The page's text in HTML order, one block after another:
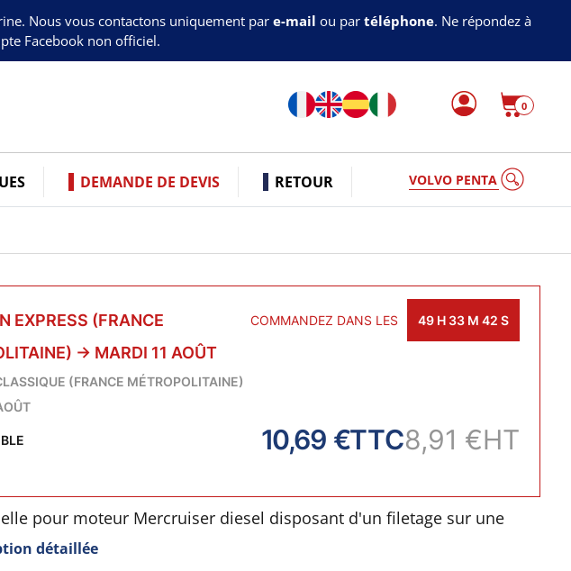
Nous vous contactons uniquement par e-mail ou par téléphone. Ne répondez à
Facebook non officiel.
0
DEMANDE DE DEVIS RETOUR VOLVO PEN
EXPRESS (FRANCE
→ MARDI 11 AOÛT
(FRANCE MÉTROPOLITAINE)
COMMANDEZ DANS LES 49 H 33 M42 S
10,69 €TTC8,91 €HT
pour moteur Mercruiser diesel disposant d'un filetage sur une
détaillée